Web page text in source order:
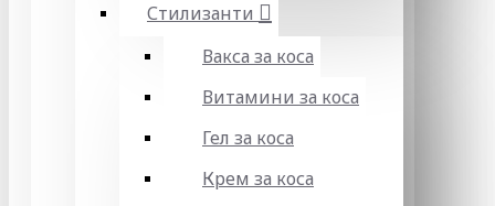
Стилизанти
Вакса за коса
Витамини за коса
Гел за коса
Крем за коса